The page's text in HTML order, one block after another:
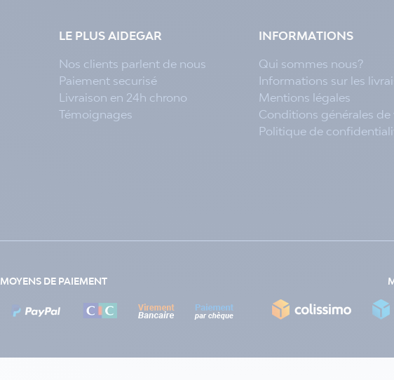
LE PLUS AIDEGAR
Nos clients parlent de nous
Paiement securisé
Livraison en 24h chrono
Témoignages
INFORMATIONS
Qui sommes nous?
Informations sur les
Mentions légales
Conditions générales de
Politique de
MOYENS DE PAIEMENT